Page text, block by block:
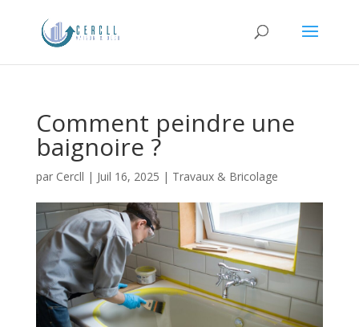
Comment peindre une
baignoire ?
par Cercll | Juil 16, 2025 | Travaux & Bricolage